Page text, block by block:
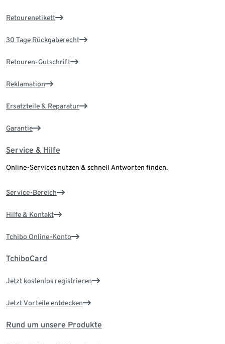
Retourenetikett
30 Tage Rückgaberecht
Retouren-Gutschrift
Reklamation
Ersatzteile & Reparatur
Garantie
Service & Hilfe
Online-Services nutzen & schnell Antworten finden.
Service-Bereich
Hilfe & Kontakt
Tchibo Online-Konto
TchiboCard
Jetzt kostenlos registrieren
Jetzt Vorteile entdecken
Rund um unsere Produkte